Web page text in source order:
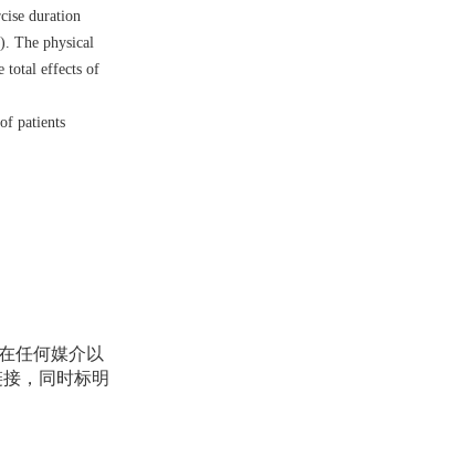
duration
The physical
total effects of
patients
任何媒介以
，同时标明